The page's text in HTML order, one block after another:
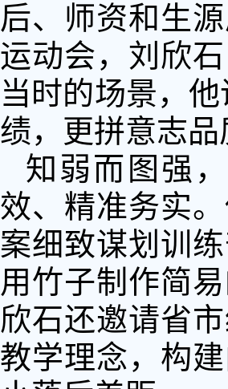
后、师资和生
运动会，刘欣
当时的场景，
绩，更拼意志
知弱而图强
效、精准务实
案细致谋划训
用竹子制作简
欣石还邀请省
教学理念，构